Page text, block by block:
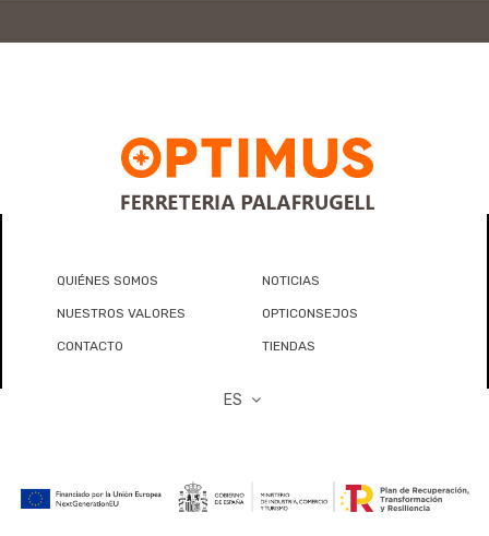
QUIÉNES SOMOS NOTICIAS
NUESTROS VALORES OPTICONSEJOS
CONTACTO TIENDAS
ES